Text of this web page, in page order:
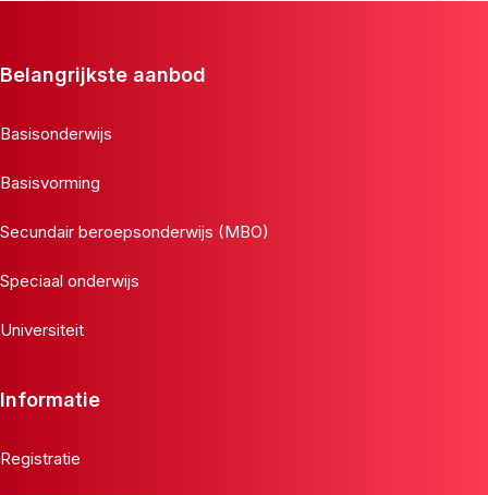
Belangrijkste aanbod
Basisonderwijs
Basisvorming
Secundair beroepsonderwijs (MBO)
Speciaal onderwijs
Universiteit
Informatie
Registratie